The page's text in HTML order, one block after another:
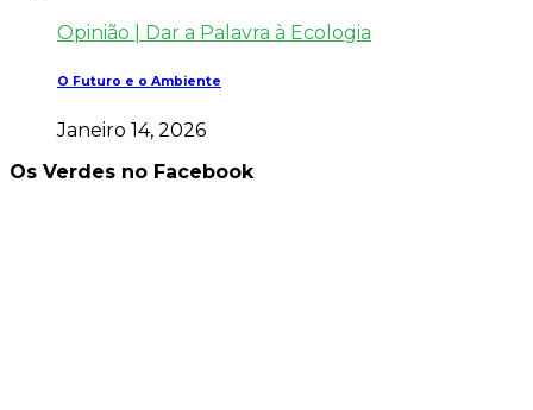
Opinião | Dar a Palavra à Ecologia
O Futuro e o Ambiente
Janeiro 14, 2026
Os Verdes no Facebook